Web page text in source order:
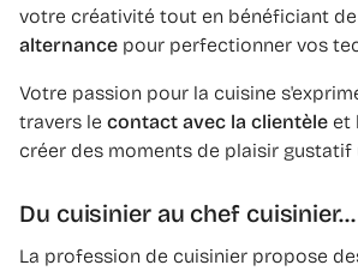
votre créativité tout en bénéficiant de
alternance pour perfectionner vos
Votre passion pour la cuisine
travers le contact avec la clientèle et
créer des moments de plaisir gustatif
Du cuisinier au chef cuisinier…
La profession de cuisinier propose